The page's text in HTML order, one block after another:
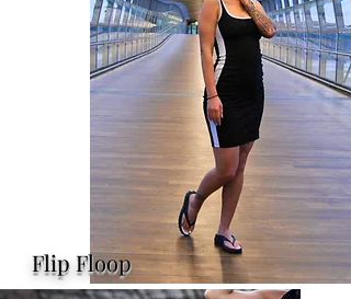
Flip Floop​